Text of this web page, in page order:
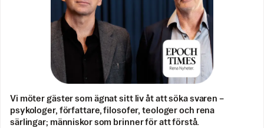
Vi möter gäster som ägnat sitt liv åt att söka svaren –
psykologer, författare, filosofer, teologer och rena
särlingar; människor som brinner för att förstå.